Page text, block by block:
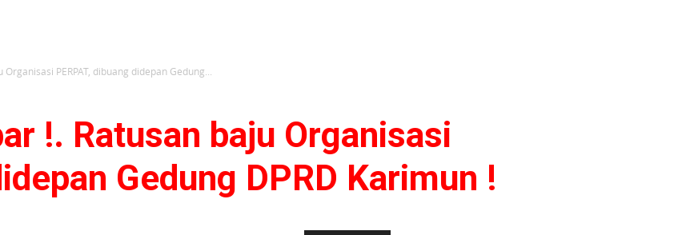
PERPAT, dibuang didepan Gedung...
!. Ratusan baju Organisasi
Gedung DPRD Karimun !